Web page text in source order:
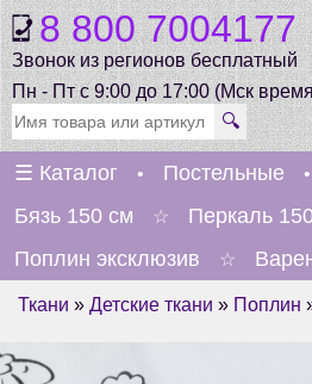
8 800 7004177
Звонок из регионов бесплатный
Пн - Пт с 9:00 до 17:00 (Мск
🔍
☰ Каталог • Постельные •
Бязь 150 см ☆ Перкаль
Поплин эксклюзив ☆
Ткани » Детские ткани » Поплин